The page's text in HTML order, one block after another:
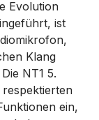
Evolution
ist
Klang
NT1 5.
ein,